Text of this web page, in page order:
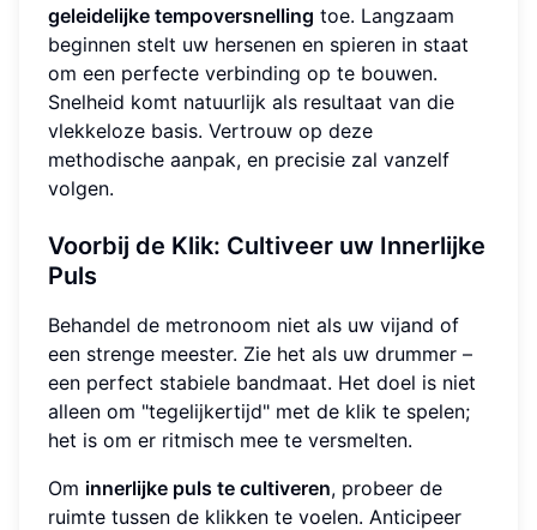
geleidelijke tempoversnelling toe. Langzaam
beginnen stelt uw hersenen en spieren in staat
om een perfecte verbinding op te bouwen.
Snelheid komt natuurlijk als resultaat van die
vlekkeloze basis. Vertrouw op deze
methodische aanpak, en precisie zal vanzelf
volgen.
Voorbij de Klik: Cultiveer uw Innerlijke
Puls
Behandel de metronoom niet als uw vijand of
een strenge meester. Zie het als uw drummer –
een perfect stabiele bandmaat. Het doel is niet
alleen om "tegelijkertijd" met de klik te spelen;
het is om er ritmisch mee te versmelten.
Om innerlijke puls te cultiveren, probeer de
ruimte tussen de klikken te voelen. Anticipeer